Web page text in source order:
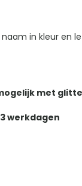
in kleur en
met
werkdagen